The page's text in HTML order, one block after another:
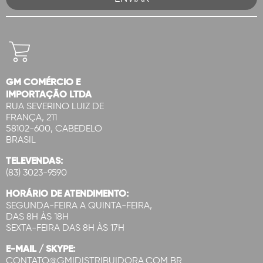
GM COMÉRCIO E
IMPORTAÇÃO LTDA
RUA SEVERINO LUIZ DE
FRANÇA, 211
58102-600, CABEDELO
BRASIL
TELEVENDAS:
(83) 3023-9590
HORÁRIO DE ATENDIMENTO:
SEGUNDA-FEIRA A QUINTA-FEIRA,
DAS 8H ÀS 18H
SEXTA-FEIRA DAS 8H ÀS 17H
E-MAIL / SKYPE:
CONTATO@GMIDISTRIBUIDORA.COM.BR